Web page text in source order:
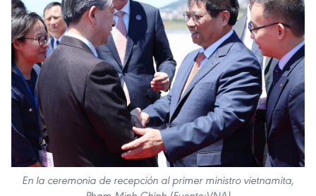
En la ceremonia de recepción al primer ministro vietnamita,